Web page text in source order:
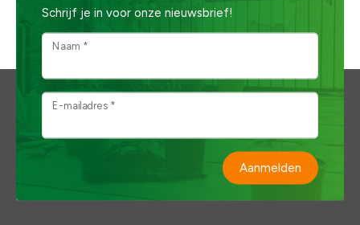
Schrijf je in voor onze nieuwsbrief!
Naam *
E-mailadres *
Aanmelden